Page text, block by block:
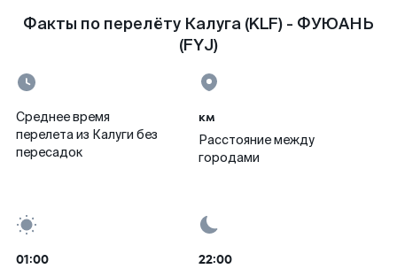
Факты по перелёту Калуга (KLF) - ФУЮАНЬ
(FYJ)
Среднее время
перелета из Калуги без
пересадок
км
Расстояние между
городами
01:00 22:00